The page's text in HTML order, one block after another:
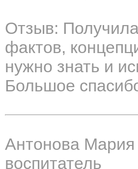
Отзыв:
фактов,
нужно знать и
Большое
Антонова
воспитатель